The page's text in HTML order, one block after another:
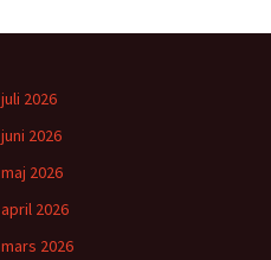
juli 2026
juni 2026
maj 2026
april 2026
mars 2026